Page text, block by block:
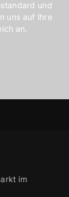
und
uns auf Ihre
an.
im